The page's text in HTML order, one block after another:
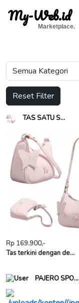
My-Web.id
Marketplace.
Reset Filter
TAS SATU S...
Rp 169.900,-
Tas terkini dengan de...
PAJERO SPO...